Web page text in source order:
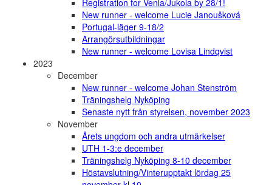
New runner - welcome Lucie Janoušková
Portugal-läger 9-18/2
Arrangörsutbildningar
New runner - welcome Lovisa Lindqvist
2023
December
New runner - welcome Johan Stenström
Träningshelg Nyköping
Senaste nytt från styrelsen, november 2023
November
Årets ungdom och andra utmärkelser
UTH 1-3:e december
Träningshelg Nyköping 8-10 december
Höstavslutning/Vinterupptakt lördag 25